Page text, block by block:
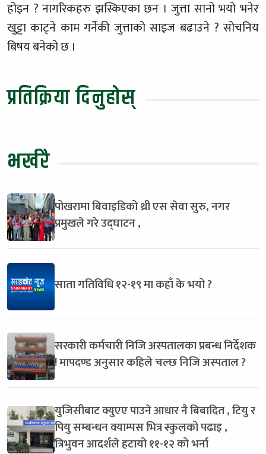
होइन ? नागरिकहरु झस्किएका छन । जुत्ता सानो भयो भनेर
खुट्टा काट्ने काम गर्नेकी जुत्ताको साइज बढाउने ? सोचनिय
बिषय बनेको छ ।
प्रतिक्रिया दिनुहोस्
भर्खरै
पोखरामा बिवाइडिको थ्री एस सेवा सुरु, नगर
प्रमुखले गरे उद्घाटन ,
साता गतिविधि १२-१९ मा कहाँ के भयो ?
सरकारी कर्मचारी निजि अस्पतालका प्रबन्ध निर्देशक
! मापदण्ड अनुसार कहिले चल्छ निजि अस्पताल ?
युजिसीबाट क्युएए पाउने आधार नै बिबादित , टियु र
पियु सम्बन्धन क्याम्पस भित्र स्कुलको पढाइ ,
त्रिभुवन आदर्शले हटायो ११-१२ को भर्ना